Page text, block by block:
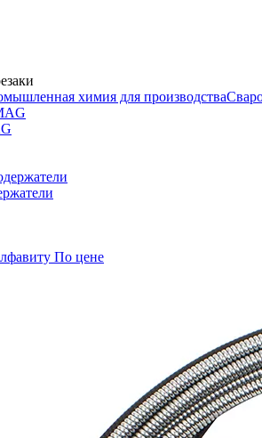
химия для производства
По цене